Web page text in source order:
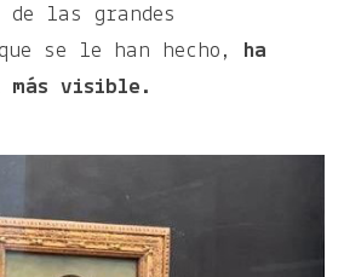
las grandes
se le han hecho, ha
más visible.